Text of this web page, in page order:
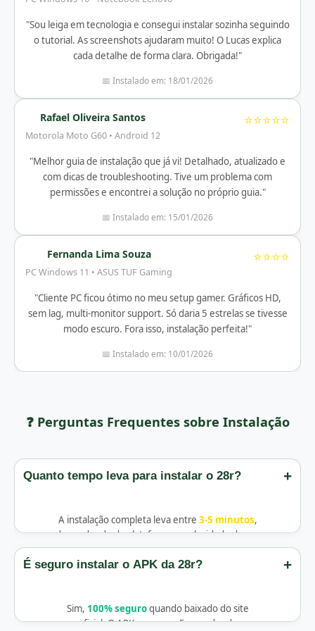
"Sou leiga em tecnologia e consegui instalar sozinha seguindo
o tutorial. As screenshots ajudaram muito! O Lucas explica
cada detalhe de forma clara. Obrigada!"
📅 Instalado em: 18/01/2026
Rafael Oliveira Santos
Motorola Moto G60 • Android 12
⭐⭐⭐⭐⭐
"Melhor guia de instalação que já vi! Detalhado, atualizado e
com dicas de troubleshooting. Tive um problema com
permissões e encontrei a solução no próprio guia."
📅 Instalado em: 15/01/2026
Fernanda Lima Souza
PC Windows 11 • ASUS TUF Gaming
⭐⭐⭐⭐
"Cliente PC ficou ótimo no meu setup gamer. Gráficos HD,
sem lag, multi-monitor support. Só daria 5 estrelas se tivesse
modo escuro. Fora isso, instalação perfeita!"
📅 Instalado em: 10/01/2026
❓ Perguntas Frequentes sobre Instalação
Quanto tempo leva para instalar o 28r? +
A instalação completa leva entre 3-5 minutos,
dependendo da plataforma e velocidade da sua
conexão:
PC Windows:Download 2min +
É seguro instalar o APK da 28r? +
Sim, 100% seguroquando baixado do site
oficial. O APK passa por 5 camadas de